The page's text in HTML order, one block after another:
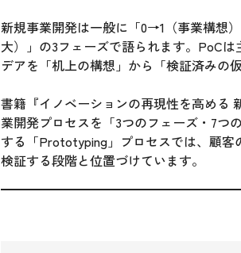
新規事業開発は一般に「0→1（事業構想
大）」の3フェーズで語られます。PoC
デアを「机上の構想」から「検証済みの
書籍『イノベーションの再現性を高める
業開発プロセスを「3つのフェーズ・7つ
する「Prototyping」プロセスでは、顧客
検証する段階と位置づけています。